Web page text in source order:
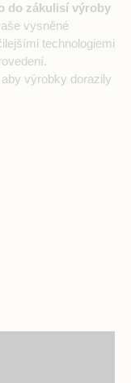
do zákulisí výroby
vysněné
technologiemi
výrobky dorazily